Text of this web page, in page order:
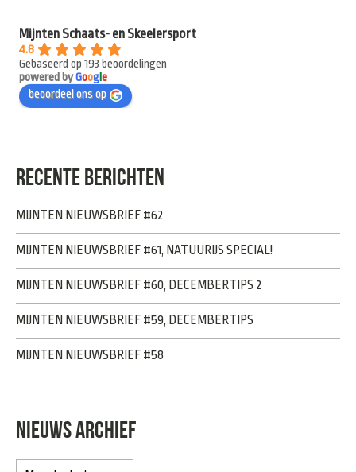
Mijnten Schaats- en Skeelersport
4.8
Gebaseerd op 193 beoordelingen
powered byGoogle
beoordeel ons op
RECENTE BERICHTEN
MIJNTEN NIEUWSBRIEF #62
MIJNTEN NIEUWSBRIEF #61, NATUURIJS SPECIAL!
MIJNTEN NIEUWSBRIEF #60, DECEMBERTIPS 2
MIJNTEN NIEUWSBRIEF #59, DECEMBERTIPS
MIJNTEN NIEUWSBRIEF #58
NIEUWS ARCHIEF